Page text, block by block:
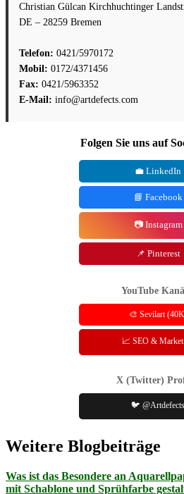
Christian Gülcan Kirchhuchtinger
DE – 28259 Bremen
Telefon: 0421/5970172
Mobil: 0172/4371456
Fax: 0421/5963352
E-Mail: info@artdefects.com
Folgen Sie uns auf
💼 LinkedIn
📘 Facebook
📷 Instagram
📌 Pinterest
YouTube
🎨 Sevilart
📈 SEO &
X (Twitter)
🐦 @Artdefects
Weitere Blogbeiträge
Was ist das Besondere an
mit Schablone und Sprühfarbe